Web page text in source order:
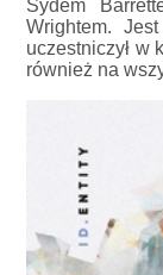
Sydem
Wrightem.
uczestniczył w
również na